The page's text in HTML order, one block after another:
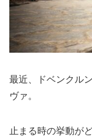
最近、ドベンクル
ヴァ。
止まる時の挙動が